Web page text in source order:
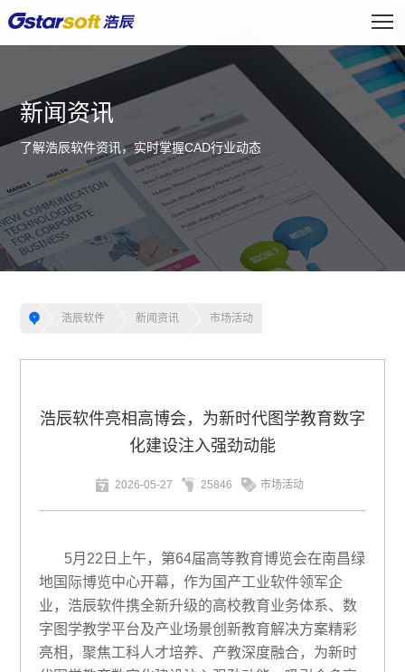
新闻资讯
了解浩辰软件资讯，实时掌握CAD行业动态
浩辰软件 新闻资讯 市场活动
浩辰软件亮相高博会，为新时代图学教育数字
化建设注入强劲动能
2026-05-27 25846 市场活动
5月22日上午，第64届高等教育博览会在南昌绿
地国际博览中心开幕，作为国产工业软件领军企
业，浩辰软件携全新升级的高校教育业务体系、数
字图学教学平台及产业场景创新教育解决方案精彩
亮相，聚焦工科人才培养、产教深度融合，为新时